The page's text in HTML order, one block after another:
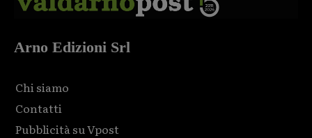
Arno Edizioni Srl
Chi siamo
Contatti
Pubblicità su Vpost